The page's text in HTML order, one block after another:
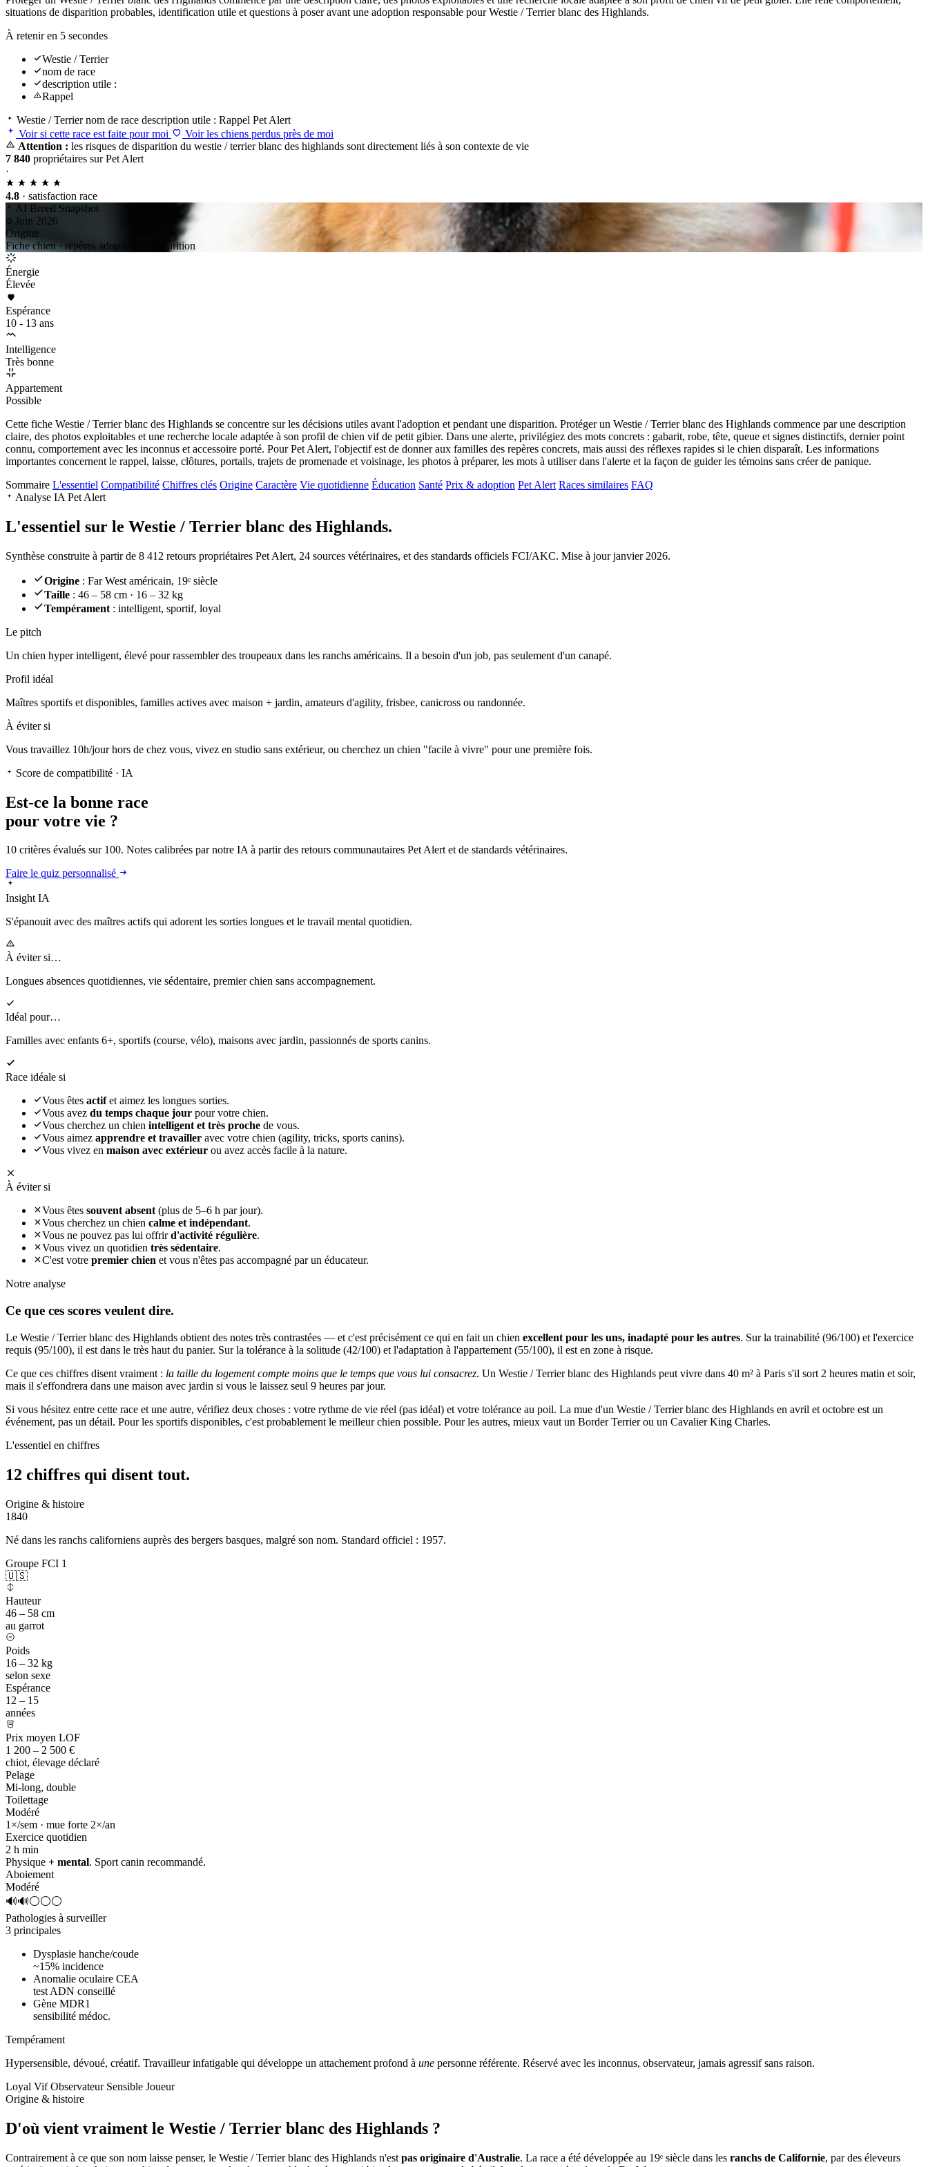
situations de disparition probables, identification utile et questions à poser avant une adoption responsable pour Westie / Terrier blanc des Highlands.
À retenir en 5 secondes
Westie / Terrier
nom de race
description utile :
Rappel
Westie / Terriernom de race description utile : Rappel Pet Alert
Voir si cette race est faite pour moi
Voir les chiens perdus près de moi
Attention : les risques de disparition du westie / terrier blanc des highlands sont directement liés à son contexte de vie
7 840 propriétaires sur Pet Alert
·
4.8 · satisfaction race
AI Breed Snapshot
Juin 2026
Origine
Fiche chien · repères adoption et disparition
Énergie
Élevée
Espérance
10 - 13 ans
Intelligence
Très bonne
Appartement
Possible
Cette fiche Westie / Terrier blanc des Highlands se concentre sur les décisions utiles avant l'adoption et pendant une disparition. Protéger un Westie / Terrier blanc des Highlands commence par une description
claire, des photos exploitables et une recherche locale adaptée à son profil de chien vif de petit gibier. Dans une alerte, privilégiez des mots concrets : gabarit, robe, tête, queue et signes distinctifs, dernier point
connu, comportement avec les inconnus et accessoire porté. Pour Pet Alert, l'objectif est de donner aux familles des repères concrets, mais aussi des réflexes rapides si le chien disparaît. Les informations
importantes concernent le rappel, laisse, clôtures, portails, trajets de promenade et voisinage, les photos à préparer, les mots à utiliser dans l'alerte et la façon de guider les témoins sans créer de panique.
Sommaire L'essentiel Compatibilité Chiffres clés Origine Caractère Vie quotidienne Éducation Santé Prix & adoption Pet Alert Races similaires FAQ
Analyse IA Pet Alert
L'essentiel sur le Westie / Terrier blanc des Highlands.
Synthèse construite à partir de 8 412 retours propriétaires Pet Alert, 24 sources vétérinaires, et des standards officiels FCI/AKC. Mise à jour janvier 2026.
Origine : Far West américain, 19ᵉ siècle
Taille : 46 – 58 cm · 16 – 32 kg
Tempérament : intelligent, sportif, loyal
Le pitch
Un chien hyper intelligent, élevé pour rassembler des troupeaux dans les ranchs américains. Il a besoin d'un job, pas seulement d'un canapé.
Profil idéal
Maîtres sportifs et disponibles, familles actives avec maison + jardin, amateurs d'agility, frisbee, canicross ou randonnée.
À éviter si
Vous travaillez 10h/jour hors de chez vous, vivez en studio sans extérieur, ou cherchez un chien "facile à vivre" pour une première fois.
Score de compatibilité · IA
Est-ce la bonne race
pour votre vie ?
10 critères évalués sur 100. Notes calibrées par notre IA à partir des retours communautaires Pet Alert et de standards vétérinaires.
Faire le quiz personnalisé
Insight IA
S'épanouitavec des maîtres actifs qui adorent les sorties longues et le travail mental quotidien.
À éviter si…
Longues absences quotidiennes, vie sédentaire, premier chien sans accompagnement.
Idéal pour…
Familles avec enfants 6+, sportifs (course, vélo), maisons avec jardin, passionnés de sports canins.
Race idéale si
Vous êtes actifet aimez les longues sorties.
Vous avez du temps chaque jour pour votre chien.
Vous cherchez un chien intelligent et très proche de vous.
Vous aimez apprendre et travailler avec votre chien (agility, tricks, sports canins).
Vous vivez en maison avec extérieur ou avez accès facile à la nature.
À éviter si
Vous êtes souvent absent(plus de 5–6 h par jour).
Vous cherchez un chien calme et indépendant.
Vous ne pouvez pas lui offrird'activité régulière.
Vous vivez un quotidien très sédentaire.
C'est votre premier chien et vous n'êtes pas accompagné par un éducateur.
Notre analyse
Ce que ces scores veulent dire.
Le Westie / Terrier blanc des Highlands obtient des notes très contrastées — et c'est précisément ce qui en fait un chien excellent pour les uns, inadapté pour les autres. Sur la trainabilité (96/100) et l'exercice
requis (95/100), il est dans le très haut du panier. Sur la tolérance à la solitude (42/100) et l'adaptation à l'appartement (55/100), il est en zone à risque.
Ce que ces chiffres disent vraiment : la taille du logement compte moins que le temps que vous lui consacrez. Un Westie / Terrier blanc des Highlands peut vivre dans 40 m² à Paris s'il sort 2 heures matin et soir,
mais il s'effondrera dans une maison avec jardin si vous le laissez seul 9 heures par jour.
Si vous hésitez entre cette race et une autre, vérifiez deux choses : votre rythme de vie réel (pas idéal) et votre tolérance au poil. La mue d'un Westie / Terrier blanc des Highlands en avril et octobre est un
événement, pas un détail. Pour les sportifs disponibles, c'est probablement le meilleur chien possible. Pour les autres, mieux vaut un Border Terrier ou un Cavalier King Charles.
L'essentiel en chiffres
12 chiffres qui disent tout.
Origine & histoire
1840
Né dans les ranchs californiens auprès des bergers basques, malgré son nom. Standard officiel : 1957.
Groupe FCI 1
🇺🇸
Hauteur
46 – 58 cm
au garrot
Poids
16 – 32 kg
selon sexe
Espérance
12 – 15
années
Prix moyen LOF
1 200 – 2 500 €
chiot, élevage déclaré
Pelage
Mi-long, double
Toilettage
Modéré
1×/sem · mue forte 2×/an
Exercice quotidien
2 h min
Physique + mental. Sport canin recommandé.
Aboiement
Modéré
🔊🔊⚪⚪⚪
Pathologies à surveiller
3 principales
Dysplasie hanche/coude
~15% incidence
Anomalie oculaire CEA
test ADN conseillé
Gène MDR1
sensibilité médoc.
Tempérament
Hypersensible, dévoué, créatif. Travailleur infatigable qui développe un attachement profond à une personne référente. Réservé avec les inconnus, observateur, jamais agressif sans raison.
Loyal Vif Observateur Sensible Joueur
Origine & histoire
D'où vient vraiment le Westie / Terrier blanc des Highlands ?
Contrairement à ce que son nom laisse penser, le Westie / Terrier blanc des Highlands n'est pas originaire d'Australie. La race a été développée au 19ᵉ siècle dans les ranchs de Californie, par des éleveurs